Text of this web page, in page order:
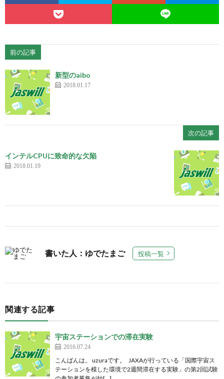
前の記事
新型のaibo
2018.01.17
次の記事
インテルCPUに致命的な欠陥
2018.01.19
書いた人：ゆでたまご 投稿一覧
関連する記事
宇宙ステーションでの滞在実験
2016.07.24
こんばんは。 uzuraです。 JAXAが行っている「国際宇宙ス
テーションを模した環境で2週間滞在する実験」の第2回試験